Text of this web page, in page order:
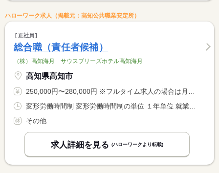
ハローワーク求人（掲載元：高知公共職業安定所）
正社員
総合職（責任者候補）
（株）高知海月 サウスブリーズホテル高知海月
高知県高知市
250,000円〜280,000円 ※フルタイム求人の場合は月額（換算額）、パート求人の場合は時間額を表示しています。
その他
求人詳細を見る (ハローワークより転載)